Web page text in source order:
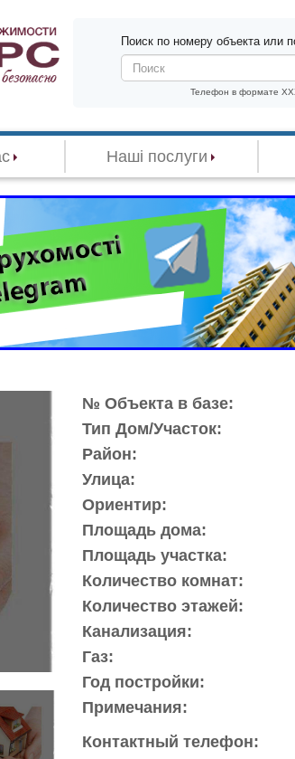
Поиск по номеру объекта или
Телефон в формате
Наші послуги
№ Объекта в базе:
Тип Дом/Участок:
Район:
Улица:
Ориентир:
Площадь дома:
Площадь участка:
Количество комнат:
Количество этажей:
Канализация:
Газ:
Год постройки:
Примечания:
Контактный телефон: